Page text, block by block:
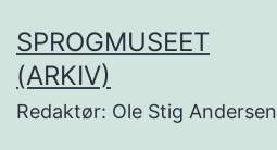
til
indhold
SPROGMUSEET
(ARKIV)
Redaktør: Ole Stig Andersen